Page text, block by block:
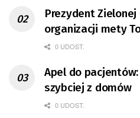
Prezydent Zielonej
organizacji mety
0 UDOST.
Apel do
szybciej z domów
0 UDOST.